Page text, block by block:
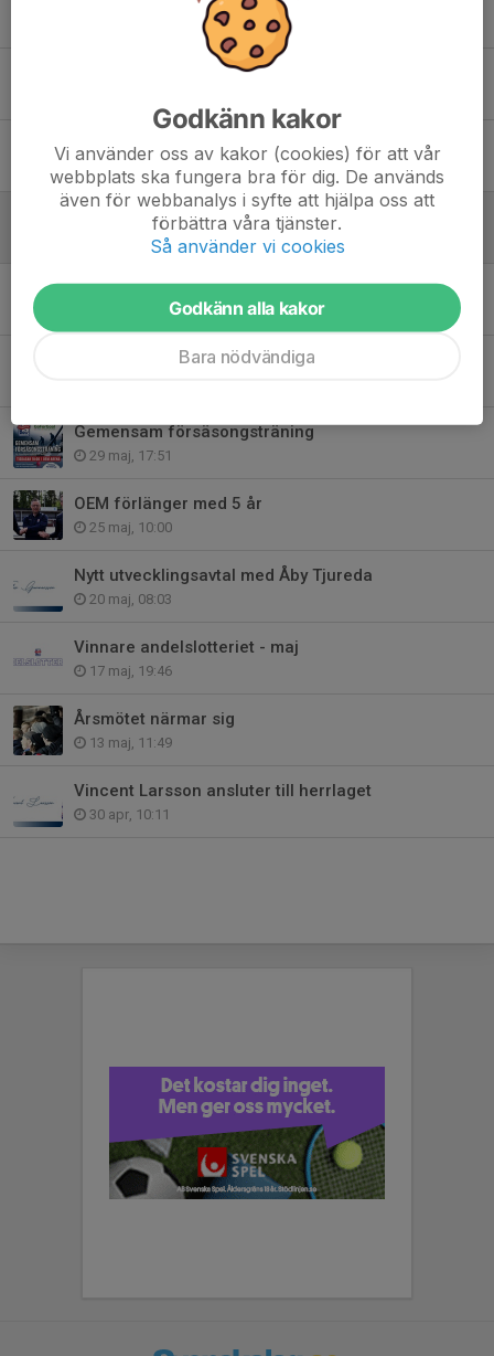
Dags att anmäla sig till årets sommarläger
Några ord från årsmötet
24 jun, 16:11
Vinnare andelslotteriet - juni
15 jun, 08:46
Sommarbandyläger 2026
Supporterspelaren 2026 är...
Gemensam försäsongsträning
29 maj, 17:51
OEM förlänger med 5 år
25 maj, 10:00
Nytt utvecklingsavtal med Åby Tjureda
20 maj, 08:03
Vinnare andelslotteriet - maj
17 maj, 19:46
Årsmötet närmar sig
13 maj, 11:49
Vincent Larsson ansluter till herrlaget
30 apr, 10:11
Godkänn kakor
Vi använder oss av kakor (cookies) för att vår
webbplats ska fungera bra för dig. De används
även för webbanalys i syfte att hjälpa oss att
förbättra våra tjänster.
Så använder vi cookies
Godkänn alla kakor
Bara nödvändiga